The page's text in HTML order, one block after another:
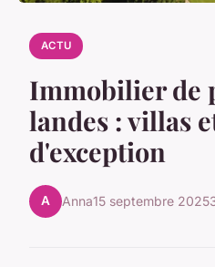
ACTU
Immobilier de
landes : villas
d'exception
A Anna15 septembre 2025